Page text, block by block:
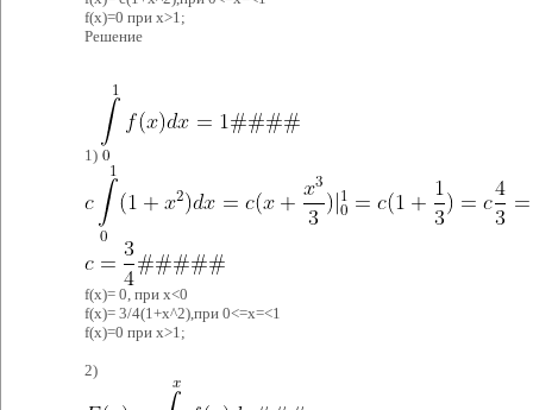
f(x)=0 при x>1;
Решение
1)
f(x)= 0, при x<0
f(x)= 3/4(1+x^2),при 0<=x=<1
f(x)=0 при x>1;
2)